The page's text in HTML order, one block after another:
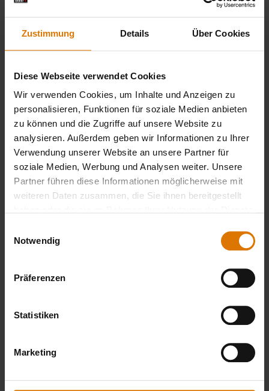
Zustimmung Details Über Cookies
Diese Webseite verwendet Cookies
Wir verwenden Cookies, um Inhalte und Anzeigen zu
personalisieren, Funktionen für soziale Medien anbieten
zu können und die Zugriffe auf unsere Website zu
analysieren. Außerdem geben wir Informationen zu Ihrer
Verwendung unserer Website an unsere Partner für
soziale Medien, Werbung und Analysen weiter. Unsere
Partner führen diese Informationen möglicherweise mit
weiteren Daten zusammen, die Sie ihnen bereitgestellt
Notwendig
Präferenzen
Statistiken
Marketing
Sei perfekt vorbereitet
Empfohlenes Zubehör